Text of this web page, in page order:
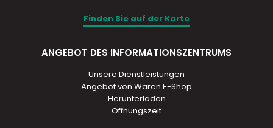
Finden Sie auf der Karte
ANGEBOT DES INFORMATIONSZENTRUMS
Unsere Dienstleistungen
Angebot von Waren E-Shop
Herunterladen
Öffnungszeit